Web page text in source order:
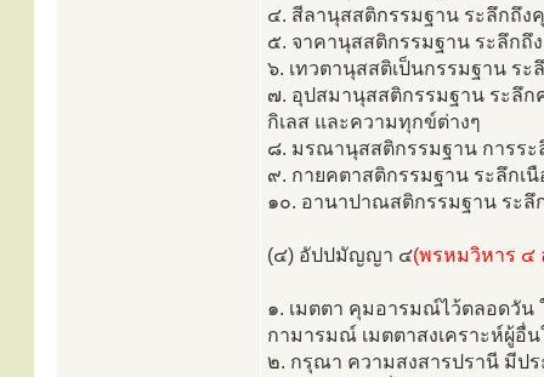
๔. สีลานุสสติกรรมฐาน ระลึกถึ
๕. จาคานุสสติกรรมฐาน ระลึกถึ
๖. เทวตานุสสติเป็นกรรมฐาน ร
๗. อุปสมานุสสติกรรมฐาน ระลึ
กิเลส และความทุกข์ต่างๆ
๘. มรณานุสสติกรรมฐาน การระ
๙. กายคตาสติกรรมฐาน ระลึกเ
๑๐. อานาปาณสติกรรมฐาน ระลึ
(๔) อัปปมัญญา ๔(พรหมวิหาร ๔
๑. เมตตา คุมอารมณ์ไว้ตลอดวัน
กามารมณ์ เมตตาสงเคราะห์ผู้อื่
๒. กรุณา ความสงสารปรานี มีป